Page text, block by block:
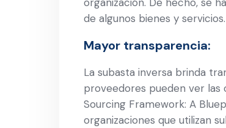
de algunos bienes y servicios.
Mayor transparencia:
La subasta inversa brinda
proveedores pueden ver las
Sourcing Framework: A
organizaciones que utilizan